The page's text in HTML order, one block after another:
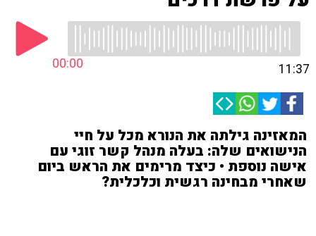
00:00 11:37
המאזינה גילתה את הנורא מכל על חיי
הנישואים שלה: בעלה מנהל קשר זוגי עם
אישה נוספת • כיצד מרימים את הראש ביום
שאחרי מבחינה רגשית וכלכלית?